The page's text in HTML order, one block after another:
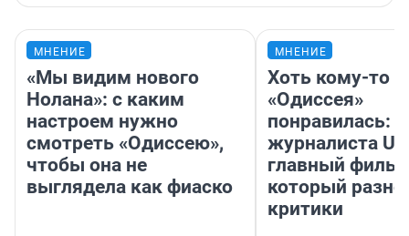
МНЕНИЕ
«Мы видим нового
Нолана»: с каким
настроем нужно
смотреть «Одиссею»,
чтобы она не
выглядела как фиаско
МНЕНИЕ
Хоть кому-то
«Одиссея»
понравилась:
журналиста
главный
который
критики